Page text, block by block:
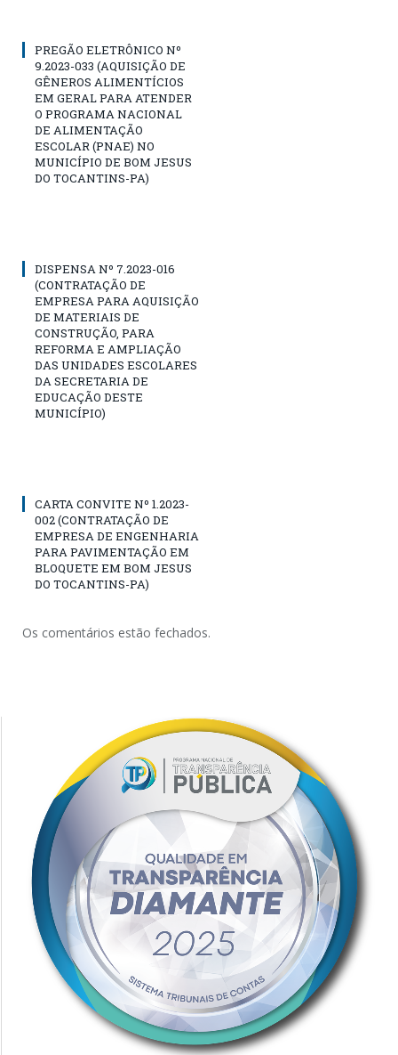
PREGÃO ELETRÔNICO Nº
9.2023-033 (AQUISIÇÃO DE
GÊNEROS ALIMENTÍCIOS
EM GERAL PARA ATENDER
O PROGRAMA NACIONAL
DE ALIMENTAÇÃO
ESCOLAR (PNAE) NO
MUNICÍPIO DE BOM JESUS
DO TOCANTINS-PA)
DISPENSA Nº 7.2023-016
(CONTRATAÇÃO DE
EMPRESA PARA AQUISIÇÃO
DE MATERIAIS DE
CONSTRUÇÃO, PARA
REFORMA E AMPLIAÇÃO
DAS UNIDADES ESCOLARES
DA SECRETARIA DE
EDUCAÇÃO DESTE
MUNICÍPIO)
CARTA CONVITE Nº 1.2023-
002 (CONTRATAÇÃO DE
EMPRESA DE ENGENHARIA
PARA PAVIMENTAÇÃO EM
BLOQUETE EM BOM JESUS
DO TOCANTINS-PA)
Os comentários estão fechados.